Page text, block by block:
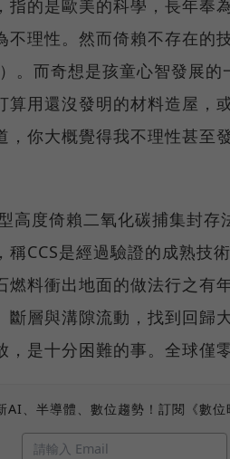
指的是歐美的科學，長年奉
不理性。然而倚賴不存在的
。而奇想是孩童心智發展的
算用還沒發明的材料造屋，
，你大概覺得我不理性甚至
高度倚賴二氧化碳捕集封存
稱CCS是經過驗證的成熟技
燃料衝出地面的做法行之有
斷層與溝隙流動，找到回歸
是十分困難的事。全球僅
AI、半導體、數位趨勢！訂閱《數